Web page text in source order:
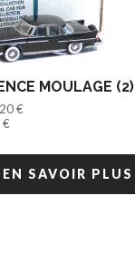
MOULAGE (2)
€
€
EN SAVOIR PLUS